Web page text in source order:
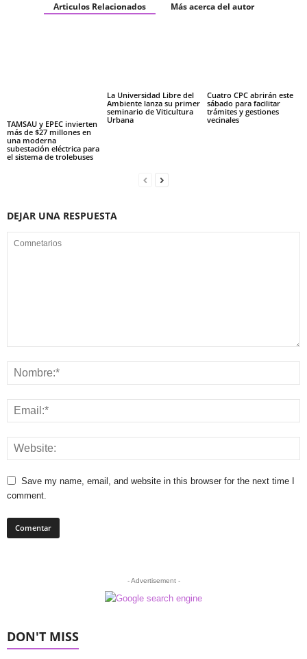
Articulos Relacionados Más acerca del autor
TAMSAU y EPEC invierten
más de $27 millones en
una moderna
subestación eléctrica para
el sistema de trolebuses
La Universidad Libre del
Ambiente lanza su primer
seminario de Viticultura
Urbana
Cuatro CPC abrirán este
sábado para facilitar
trámites y gestiones
vecinales
DEJAR UNA RESPUESTA
Save my name, email, and website in this browser for the next time I
comment.
- Advertisement -
DON'T MISS